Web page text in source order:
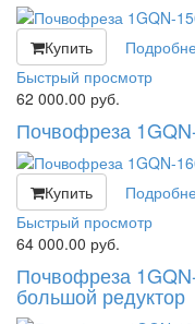
Купить
Быстрый просмотр
62 000.00 руб.
Почвофреза
Купить
Быстрый просмотр
64 000.00 руб.
Почвофреза
большой редуктор